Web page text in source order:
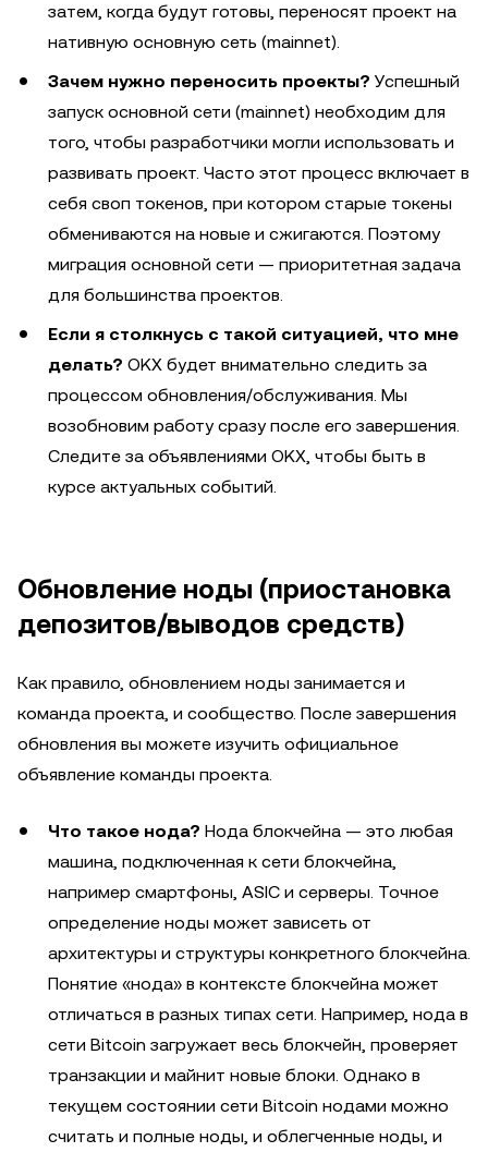
затем, когда будут готовы, переносят проект на
нативную основную сеть (mainnet).
Зачем нужно переносить проекты? Успешный
запуск основной сети (mainnet) необходим для
того, чтобы разработчики могли использовать и
развивать проект. Часто этот процесс включает в
себя своп токенов, при котором старые токены
обмениваются на новые и сжигаются. Поэтому
миграция основной сети — приоритетная задача
для большинства проектов.
Если я столкнусь с такой ситуацией, что мне
делать? OKX будет внимательно следить за
процессом обновления/обслуживания. Мы
возобновим работу сразу после его завершения.
Следите за объявлениями OKX, чтобы быть в
курсе актуальных событий.
Обновление ноды (приостановка
депозитов/выводов средств)
Как правило, обновлением ноды занимается и
команда проекта, и сообщество. После завершения
обновления вы можете изучить официальное
объявление команды проекта.
Что такое нода? Нода блокчейна — это любая
машина, подключенная к сети блокчейна,
например смартфоны, ASIC и серверы. Точное
определение ноды может зависеть от
архитектуры и структуры конкретного блокчейна.
Понятие «нода» в контексте блокчейна может
отличаться в разных типах сети. Например, нода в
сети Bitcoin загружает весь блокчейн, проверяет
транзакции и майнит новые блоки. Однако в
текущем состоянии сети Bitcoin нодами можно
считать и полные ноды, и облегченные ноды, и